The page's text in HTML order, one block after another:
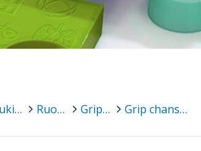
Lukiokirjoja itsenäiseen opiskeluun > Ruotsi > Grip chansen abi! kuvagalleria > Grip chansen abi! on nykyaikainen digioppimateriaali, jolla ruotsin kertaaminen onnistuu sujuvasti. Kirja hyödyntää tehokkaasti digitaalisen ympäristön tuomia mahdollisuuksia kielen oppimisessa.